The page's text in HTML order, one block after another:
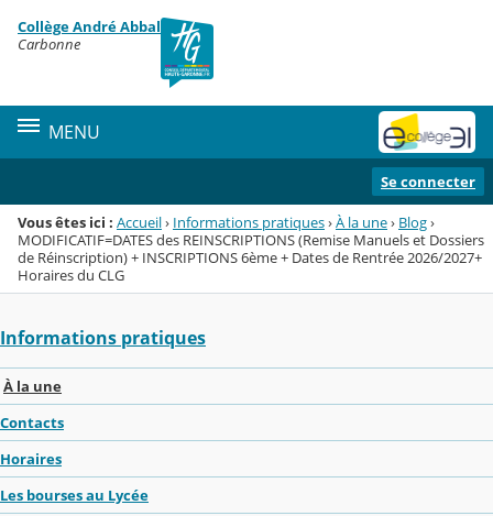
Menu de la rubrique
Contenu
Collège André Abbal
Carbonne
MENU
Se connecter
Vous êtes ici : Accueil› Informations pratiques›À la une› Blog›
MODIFICATIF=DATES des REINSCRIPTIONS (Remise Manuels et Dossiers
de Réinscription) + INSCRIPTIONS 6ème + Dates de Rentrée 2026/2027+
Horaires du CLG
Informations pratiques
À la une
Contacts
Horaires
Les bourses au Lycée